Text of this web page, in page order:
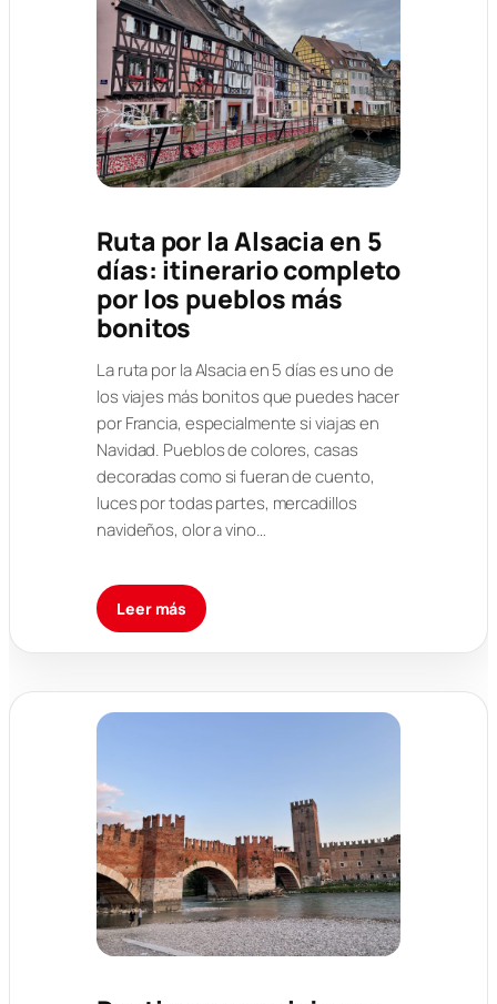
Ruta por la Alsacia en 5
días: itinerario completo
por los pueblos más
bonitos
La ruta por la Alsacia en 5 días es uno de
los viajes más bonitos que puedes hacer
por Francia, especialmente si viajas en
Navidad. Pueblos de colores, casas
decoradas como si fueran de cuento,
luces por todas partes, mercadillos
navideños, olor a vino…
Leer más